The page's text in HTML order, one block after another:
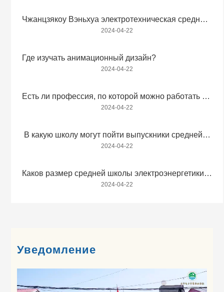
2024-04-22
Чжанцзякоу Вэньхуа электротехническая средняя
школа: меры предосторожности для безопасности
2024-04-22
Где изучать анимационный дизайн?
2024-04-22
Есть ли профессия, по которой можно работать на
2024-04-22
В какую школу могут пойти выпускники средней
школы электроэнергетики Вэньхуа в Чжанцзякоу?
2024-04-22
Каков размер средней школы электроэнергетики в
Уведомление